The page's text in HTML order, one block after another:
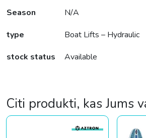
Season
N/A
type
Boat Lifts – Hydraulic
stock status
Available
Citi produkti, kas Jums